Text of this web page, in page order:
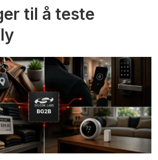
til å teste